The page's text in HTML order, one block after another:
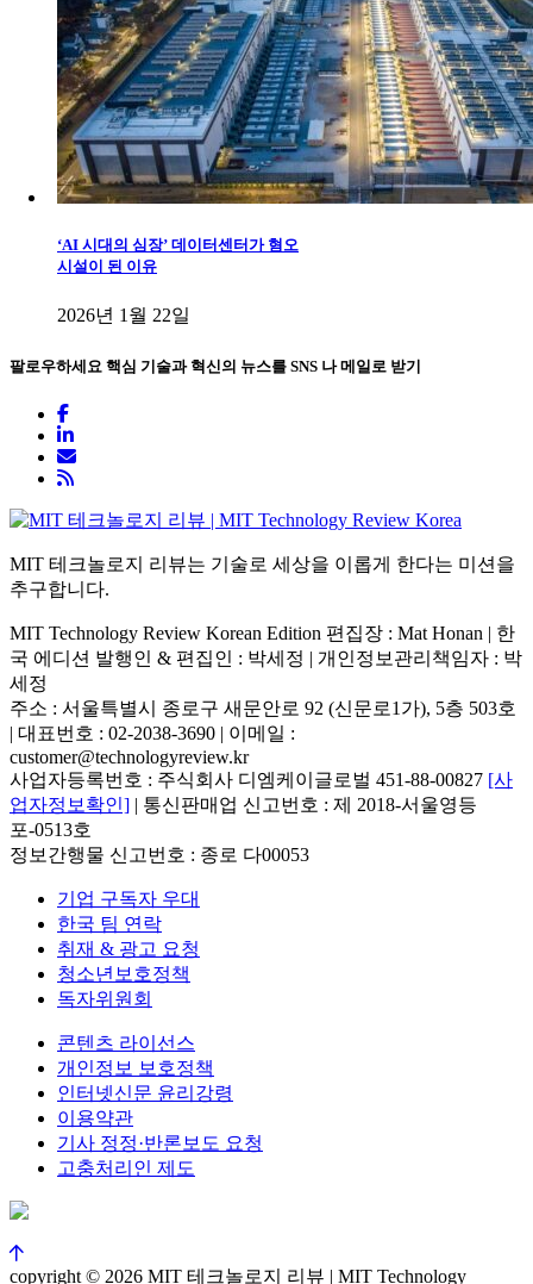
‘AI 시대의 심장’ 데이터센터가 혐오
시설이 된 이유
2026년 1월 22일
팔로우하세요 핵심 기술과 혁신의 뉴스를 SNS 나 메일로 받기
MIT 테크놀로지 리뷰는 기술로 세상을 이롭게 한다는 미션을
추구합니다.
MIT Technology Review Korean Edition 편집장 : Mat Honan | 한
국 에디션 발행인 & 편집인 : 박세정 | 개인정보관리책임자 : 박
세정
주소 : 서울특별시 종로구 새문안로 92 (신문로1가), 5층 503호
| 대표번호 : 02-2038-3690 | 이메일 :
customer@technologyreview.kr
사업자등록번호 : 주식회사 디엠케이글로벌 451-88-00827 [사
업자정보확인] | 통신판매업 신고번호 : 제 2018-서울영등
포-0513호
정보간행물 신고번호 : 종로 다00053
기업 구독자 우대
한국 팀 연락
취재 & 광고 요청
청소년보호정책
독자위원회
콘텐츠 라이선스
개인정보 보호정책
인터넷신문 윤리강령
이용약관
기사 정정·반론보도 요청
고충처리인 제도
copyright © 2026 MIT 테크놀로지 리뷰 | MIT Technology